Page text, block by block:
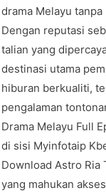
drama Melayu
Dengan reputasi
talian yang
destinasi utama
hiburan berkualiti,
pengalaman
Drama Melayu Full
di sisi Myinfotaip
Download Astro Ria
yang mahukan